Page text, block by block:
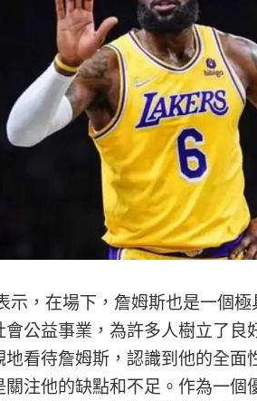
示，在場下，詹姆斯也是一個
公益事業，為許多人樹立了良
看待詹姆斯，認識到他的全面
關注他的缺點和不足。作為一個